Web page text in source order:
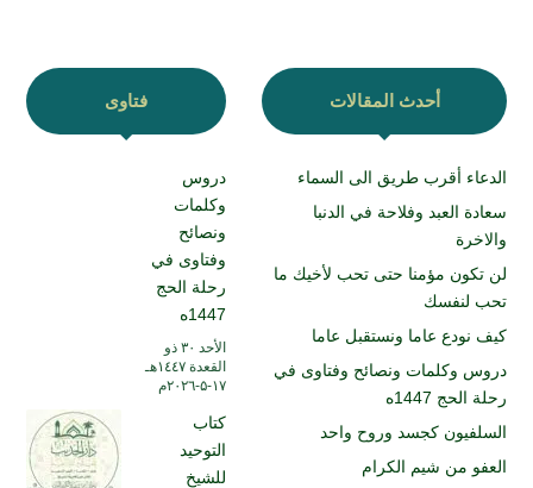
أحدث المقالات
الدعاء أقرب طريق الى السماء
سعادة العبد وفلاحة في الدنبا
والاخرة
لن تكون مؤمنا حتى تحب لأخيك ما
تحب لنفسك
كيف نودع عاما ونستقبل عاما
دروس وكلمات ونصائح وفتاوى في
رحلة الحج 1447ه
السلفيون كجسد وروح واحد
العفو من شيم الكرام
فتاوى
دروس
وكلمات
ونصائح
وفتاوى في
رحلة الحج
1447ه
الأحد ۳۰ ذو
القعدة ۱٤٤۷هـ
۱۷-۵-۲۰۲٦م
كتاب
التوحيد
للشيخ